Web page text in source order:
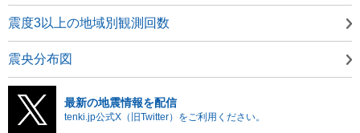
震度3以上の地域別観測回数
震央分布図
最新の地震情報を配信
tenki.jp公式X（旧Twitter）をご利用ください。